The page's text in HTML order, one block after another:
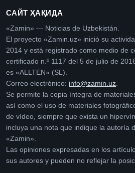
САЙТ ҲАҚИДА
«Zamin» — Noticias de Uzbekistán.
El proyecto «Zamin.uz» inició su
2014 y está registrado como medio de
certificado n.º 1117 del 5 de julio de
es «ALLTEN» (SL).
Correo electrónico: info@zamin.uz
Se permite la copia íntegra de
así como el uso de materiales
de vídeo, siempre que exista un
incluya una nota que indique la autoría
«Zamin».
Las opiniones expresadas en los
sus autores y pueden no reflejar la